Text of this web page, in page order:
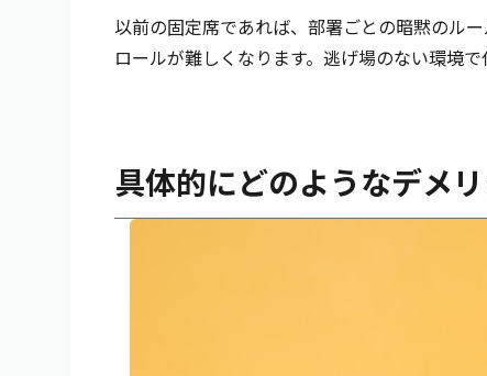
以前の固定席であれば、部署ごとの暗黙のル
ロールが難しくなります。逃げ場のない環境
具体的にどのようなデメ